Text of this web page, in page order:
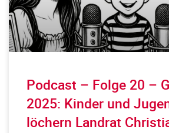
Podcast – Folge 20 –
2025: Kinder und
löchern Landrat